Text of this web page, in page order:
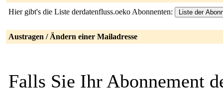
Hier gibt's die Liste derdatenfluss.oeko Abonnenten:
Austragen / Ändern einer Mailadresse
Falls Sie Ihr Abonnement